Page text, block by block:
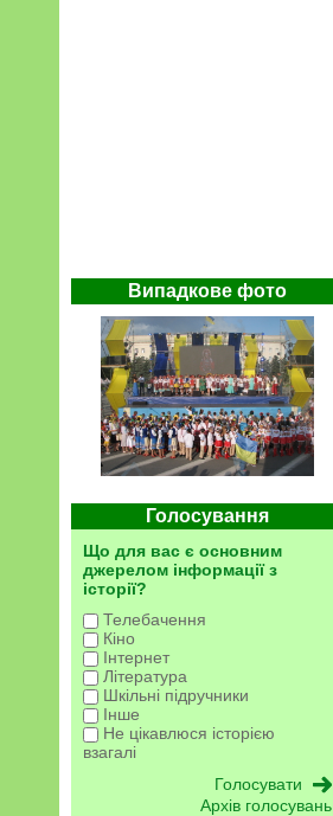
Випадкове фото
Голосування
Що для вас є основним
джерелом інформації з
історії?
Телебачення
Кіно
Інтернет
Література
Шкільні підручники
Інше
Не цікавлюся історією
взагалі
Архів голосувань